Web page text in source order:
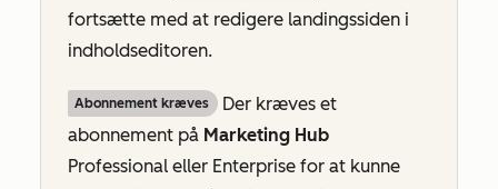
fortsætte med at redigere landingssiden i
indholdseditoren.
Abonnement kræves
Der kræves et
abonnement på Marketing Hub
Professional eller Enterprise for at kunne